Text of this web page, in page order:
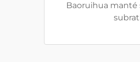
Baoruihua manté